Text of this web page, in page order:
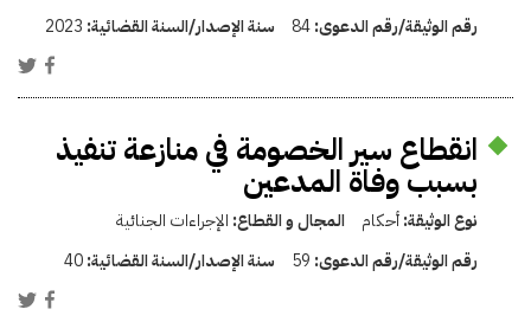
رقم الوثيقة/رقم الدعوى:84 سنة الإصدار/السنة القضائية: 2023
انقطاع سير الخصومة في منازعة تنفيذ
بسبب وفاة المدعين
نوع الوثيقة:أحكام المجال و القطاع: الإجراءات الجنائية
رقم الوثيقة/رقم الدعوى: 59 سنة الإصدار/السنة القضائية:40